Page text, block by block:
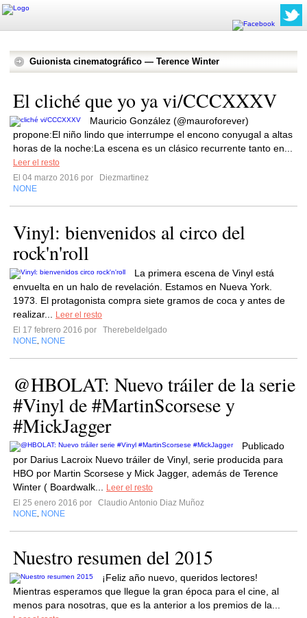
Guionista cinematográfico — Terence Winter
El cliché que yo ya vi/CCCXXXV
Mauricio González (@mauroforever)
propone:El niño lindo que interrumpe el encono conyugal a altas
horas de la noche:La escena es un clásico recurrente tanto en...
Leer el resto
El 04 marzo 2016 por
Diezmartinez
NONE
Vinyl: bienvenidos al circo del
rock'n'roll
La primera escena de Vinyl está
envuelta en un halo de revelación. Estamos en Nueva York.
1973. El protagonista compra siete gramos de coca y antes de
realizar...
Leer el resto
El 17 febrero 2016 por
Therebeldelgado
NONE NONE
@HBOLAT: Nuevo tráiler de la serie
#Vinyl de #MartinScorsese y
#MickJagger
Publicado
por Darius Lacroix Nuevo tráiler de Vinyl, serie producida para
HBO por Martin Scorsese y Mick Jagger, además de Terence
Winter ( Boardwalk...
Leer el resto
El 25 enero 2016 por
Claudio Antonio Diaz Muñoz
NONE NONE
Nuestro resumen del 2015
¡Feliz año nuevo, queridos lectores!
Mientras esperamos que llegue la gran época para el cine, al
menos para nosotras, que es la anterior a los premios de la...